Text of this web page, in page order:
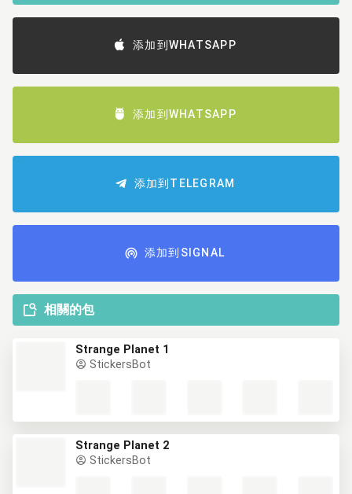
添加到WHATSAPP
添加到WHATSAPP
添加到TELEGRAM
添加到SIGNAL
相關的包
Strange Planet 1
StickersBot
Strange Planet 2
StickersBot